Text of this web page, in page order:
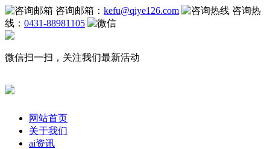
咨询邮箱： kefu@qiye126.com
咨询热
线： 0431-88981105
微信扫一扫，关注我们最新活动
网站首页
关于我们
ai资讯